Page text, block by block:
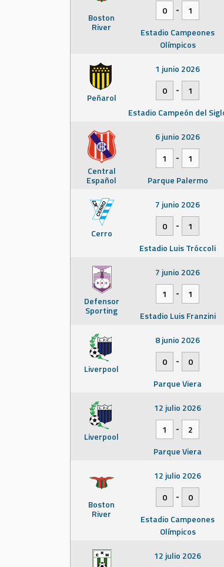
Boston
River
0
-
1
Estadio Campeones
Olímpicos
Peñarol
1 junio 2026
0
-
1
Estadio Campeón del
Central
Español
6 junio 2026
1
-
1
Parque Palermo
Cerro
7 junio 2026
0
-
1
Estadio Luis Tróccoli
Defensor
Sporting
7 junio 2026
1
-
1
Estadio Luis Franzini
Liverpool
8 junio 2026
0
-
0
Parque Viera
Liverpool
12 julio 2026
1
-
2
Parque Viera
Boston
River
12 julio 2026
0
-
0
Estadio Campeones
Olímpicos
12 julio 2026